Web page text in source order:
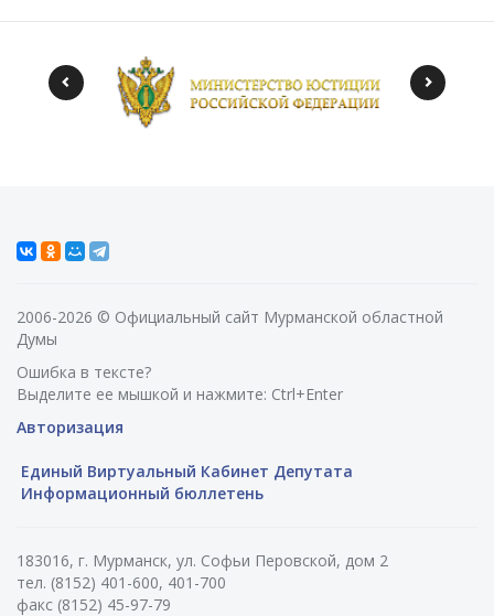
2006-2026 © Официальный сайт Мурманской областной
Думы
Ошибка в тексте?
Выделите ее мышкой и нажмите: Ctrl+Enter
Авторизация
Единый Виртуальный Кабинет Депутата
Информационный бюллетень
183016, г. Мурманск, ул. Софьи Перовской, дом 2
тел. (8152) 401-600, 401-700
факс (8152) 45-97-79